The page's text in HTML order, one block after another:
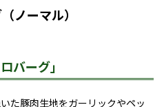
ノーマル）
バーグ」
た豚肉生地をガーリックやペッ